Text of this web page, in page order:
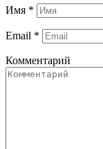
Имя *
Email *
Комментарий